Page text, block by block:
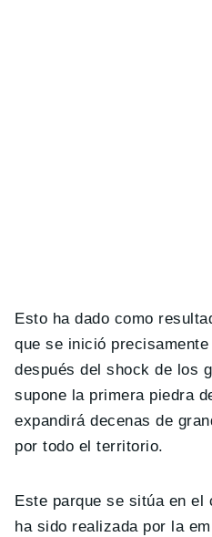
Esto ha dado como
que se inició
después del shock de los
supone la primera piedra
expandirá decenas de
por todo el territorio.
Este parque se sitúa en el
ha sido realizada por la